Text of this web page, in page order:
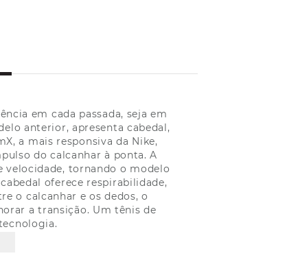
em cada passada, seja em
anterior, apresenta cabedal,
a mais responsiva da Nike,
do calcanhar à ponta. A
velocidade, tornando o modelo
oferece respirabilidade,
o calcanhar e os dedos, o
a transição. Um tênis de